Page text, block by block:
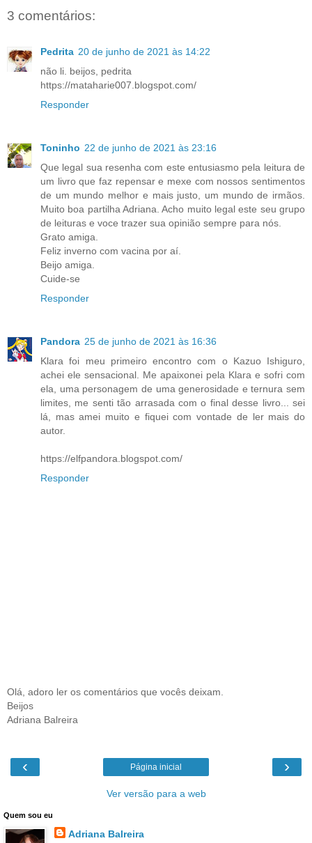
3 comentários:
Pedrita 20 de junho de 2021 às 14:22
não li. beijos, pedrita
https://mataharie007.blogspot.com/
Responder
Toninho 22 de junho de 2021 às 23:16
Que legal sua resenha com este entusiasmo pela leitura de
um livro que faz repensar e mexe com nossos sentimentos
de um mundo melhor e mais justo, um mundo de irmãos.
Muito boa partilha Adriana. Acho muito legal este seu grupo
de leituras e voce trazer sua opinião sempre para nós.
Grato amiga.
Feliz inverno com vacina por aí.
Beijo amiga.
Cuide-se
Responder
Pandora 25 de junho de 2021 às 16:36
Klara foi meu primeiro encontro com o Kazuo Ishiguro,
achei ele sensacional. Me apaixonei pela Klara e sofri com
ela, uma personagem de uma generosidade e ternura sem
limites, me senti tão arrasada com o final desse livro... sei
lá, mas amei muito e fiquei com vontade de ler mais do
autor.
https://elfpandora.blogspot.com/
Responder
Olá, adoro ler os comentários que vocês deixam.
Beijos
Adriana Balreira
‹ ›
Página inicial
Ver versão para a web
Quem sou eu
Adriana Balreira